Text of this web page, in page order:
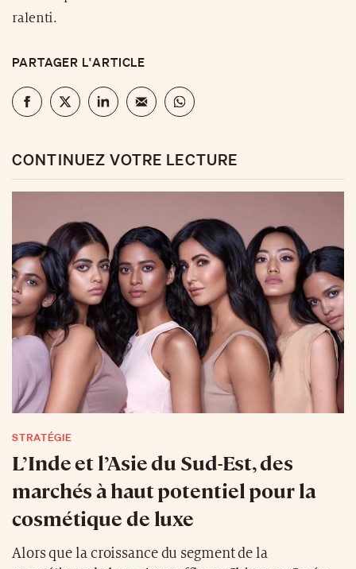
ralenti.
PARTAGER L'ARTICLE
CONTINUEZ VOTRE LECTURE
STRATÉGIE
L’Inde et l’Asie du Sud-Est, des
marchés à haut potentiel pour la
cosmétique de luxe
Alors que la croissance du segment de la